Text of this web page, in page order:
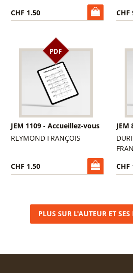
CHF 1.50 CHF
PDF
JEM 1109 - Accueillez-vous
REYMOND FRANÇOIS
CHF 1.50 CHF
PLUS SUR L'AUTEUR ET